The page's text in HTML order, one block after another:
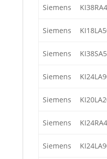
Siemens
Siemens
Siemens
Siemens
Siemens
Siemens
Siemens